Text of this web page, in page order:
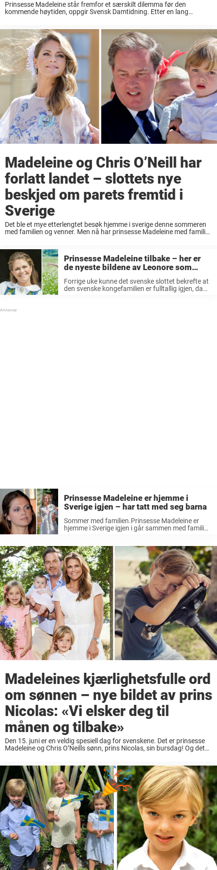
Prinsesse Madeleine står fremfor et særskilt dilemma før den
kommende høytiden, oppgir Svensk Damtidning. Etter en lang
Madeleine og Chris O’Neill har
forlatt landet – slottets nye
beskjed om parets fremtid i
Sverige
Det ble et mye etterlengtet besøk hjemme i sverige denne sommeren
med familien og venner. Men nå har prinsesse Madeleine med familie
Prinsesse Madeleine tilbake – her er
de nyeste bildene av Leonore som
Forrige uke kunne det svenske slottet bekrefte at
den svenske kongefamilien er fulltallig igjen, da
Prinsesse Madeleine er hjemme i
Sverige igjen – har tatt med seg barna
Sommer med familien.Prinsesse Madeleine er
hjemme i Sverige igjen i går sammen med familien
Etter en lang coronapandemi som har hold ...
Madeleines kjærlighetsfulle ord
om sønnen – nye bildet av prins
Nicolas: «Vi elsker deg til
månen og tilbake»
Den 15. juni er en veldig spesiell dag for svenskene. Det er prinsesse
Madeleine og Chris O’Neills sønn, prins Nicolas, sin bursdag! Og det